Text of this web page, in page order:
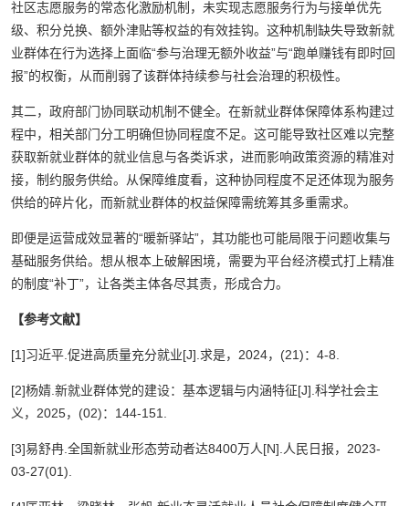
社区志愿服务的常态化激励机制，未实现志愿服务行为与接单优先
级、积分兑换、额外津贴等权益的有效挂钩。这种机制缺失导致新就
业群体在行为选择上面临“参与治理无额外收益”与“跑单赚钱有即时回
报”的权衡，从而削弱了该群体持续参与社会治理的积极性。
其二，政府部门协同联动机制不健全。在新就业群体保障体系构建过
程中，相关部门分工明确但协同程度不足。这可能导致社区难以完整
获取新就业群体的就业信息与各类诉求，进而影响政策资源的精准对
接，制约服务供给。从保障维度看，这种协同程度不足还体现为服务
供给的碎片化，而新就业群体的权益保障需统筹其多重需求。
即便是运营成效显著的“暖新驿站”，其功能也可能局限于问题收集与
基础服务供给。想从根本上破解困境，需要为平台经济模式打上精准
的制度“补丁”，让各类主体各尽其责，形成合力。
【参考文献】
[1]习近平.促进高质量充分就业[J].求是，2024，(21)：4-8.
[2]杨婧.新就业群体党的建设：基本逻辑与内涵特征[J].科学社会主
义，2025，(02)：144-151.
[3]易舒冉.全国新就业形态劳动者达8400万人[N].人民日报，2023-
03-27(01).